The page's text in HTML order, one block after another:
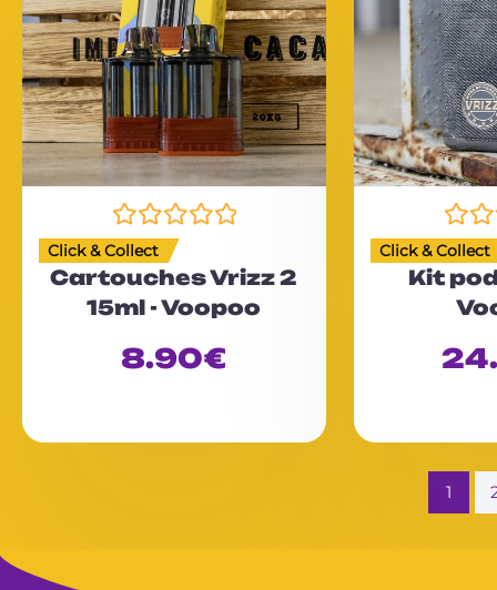
N
o
t
e
s
Click & Collect
Cartouches Vrizz 2
15ml - Voopoo
8.90€
N
o
t
s
Click & Collect
Kit
1